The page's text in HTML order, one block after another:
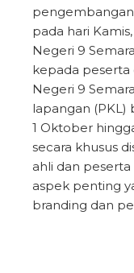
pada hari
Negeri 9
kepada peserta
Negeri 9
lapangan (PKL)
1 Oktober
secara khusus
ahli dan peserta
aspek penting
branding dan